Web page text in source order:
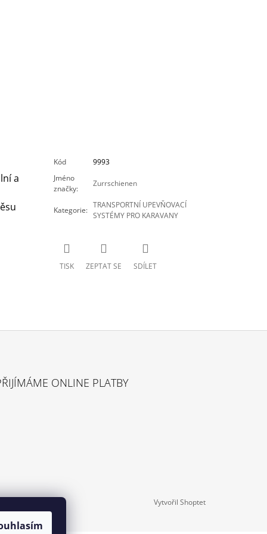
a
Kód
9993
Jméno
značky:
Zurrschienen
Kategorie:
TRANSPORTNÍ UPEVŇOVACÍ
SYSTÉMY PRO KARAVANY
TISK ZEPTAT SE SDÍLET
ONLINE PLATBY
Vytvořil Shoptet